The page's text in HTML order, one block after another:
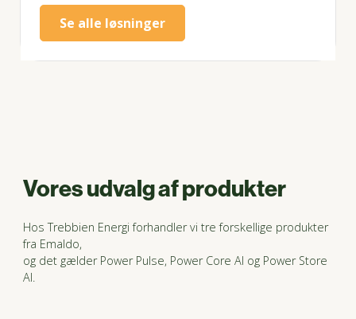
Se alle løsninger
Vores udvalg af produkter
Hos Trebbien Energi forhandler vi tre forskellige produkter
fra Emaldo,
og det gælder Power Pulse, Power Core AI og Power Store
AI.